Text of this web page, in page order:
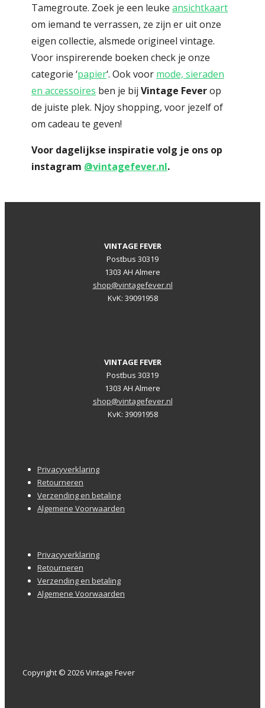
Tamegroute. Zoek je een leuke ansichtkaart
om iemand te verrassen, ze zijn er uit onze
eigen collectie, alsmede origineel vintage.
Voor inspirerende boeken check je onze
categorie ‘papier‘. Ook voor mode, sieraden
en accessoires ben je bij Vintage Feverop
de juiste plek. Njoy shopping, voor jezelf of
om cadeau te geven!
Voor dagelijkse inspiratie volg je ons op
instagram @vintagefever.nl.
VINTAGE FEVER
Postbus 30319
1303 AH Almere
shop@vintagefever.nl
KvK: 39091958
VINTAGE FEVER
Postbus 30319
1303 AH Almere
shop@vintagefever.nl
KvK: 39091958
Footer
menu
Privacyverklaring
Retourneren
Verzending en betaling
Algemene Voorwaarden
Footer
menu
Privacyverklaring
Retourneren
Verzending en betaling
Algemene Voorwaarden
Copyright © 2026 Vintage Fever